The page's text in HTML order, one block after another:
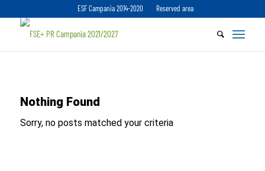
ESF Campania 2014-2020 Reserved area
Nothing Found
Sorry, no posts matched your criteria